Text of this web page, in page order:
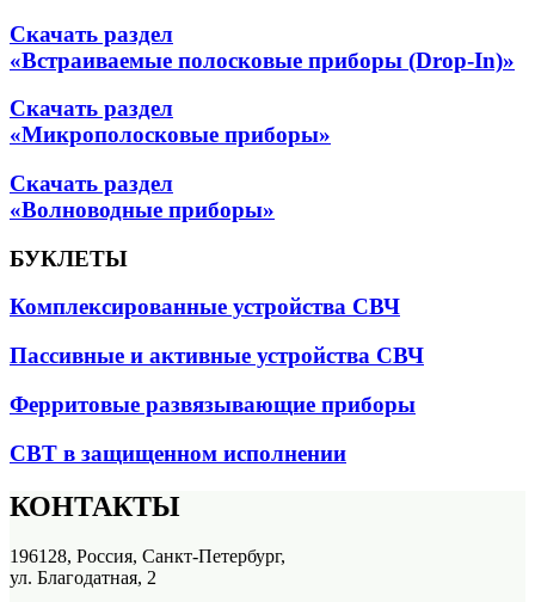
Скачать раздел
«Встраиваемые полосковые приборы (Drop-In)»
Скачать раздел
«Микрополосковые приборы»
Скачать раздел
«Волноводные приборы»
БУКЛЕТЫ
Комплексированные устройства СВЧ
Пассивные и активные устройства СВЧ
Ферритовые развязывающие приборы
СВТ в защищенном исполнении
КОНТАКТЫ
196128, Россия, Санкт-Петербург,
ул. Благодатная, 2